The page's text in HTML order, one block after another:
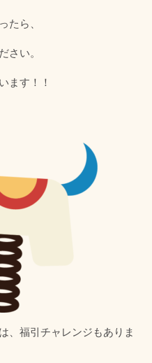
たら、
さい。
ます！！
、福引チャレンジもありま